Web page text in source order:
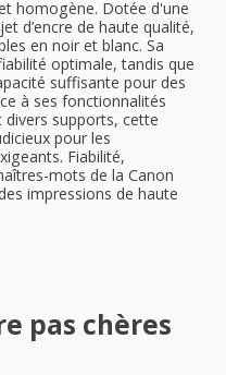
homogène. Dotée d'une
d’encre de haute qualité,
en noir et blanc. Sa
optimale, tandis que
suffisante pour des
à ses fonctionnalités
divers supports, cette
pour les
Fiabilité,
mots de la Canon
impressions de haute
pas chères